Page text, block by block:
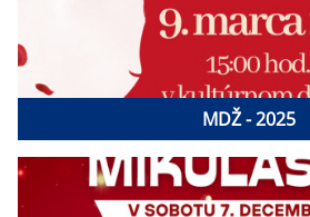
MDŽ - 2025